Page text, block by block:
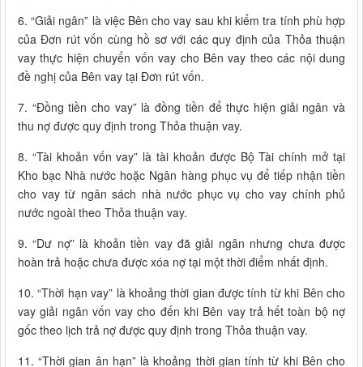
6. “Giải ngân” là việc Bên cho vay sau khi kiểm tra tính phù hợp
của Đơn rút vốn cùng hồ sơ với các quy định của Thỏa thuận
vay thực hiện chuyển vốn vay cho Bên vay theo các nội dung
đề nghị của Bên vay tại Đơn rút vốn.
7. “Đồng tiền cho vay” là đồng tiền để thực hiện giải ngân và
thu nợ được quy định trong Thỏa thuận vay.
8. “Tài khoản vốn vay” là tài khoản được Bộ Tài chính mở tại
Kho bạc Nhà nước hoặc Ngân hàng phục vụ để tiếp nhận tiền
cho vay từ ngân sách nhà nước phục vụ cho vay chính phủ
nước ngoài theo Thỏa thuận vay.
9. “Dư nợ” là khoản tiền vay đã giải ngân nhưng chưa được
hoàn trả hoặc chưa được xóa nợ tại một thời điểm nhất định.
10. “Thời hạn vay” là khoảng thời gian được tính từ khi Bên cho
vay giải ngân vốn vay cho đến khi Bên vay trả hết toàn bộ nợ
gốc theo lịch trả nợ được quy định trong Thỏa thuận vay.
11. “Thời gian ân hạn” là khoảng thời gian tính từ khi Bên cho